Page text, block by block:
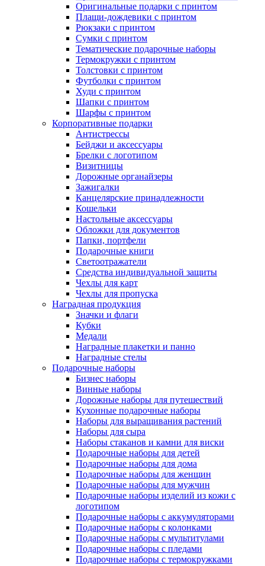
Оригинальные подарки с принтом
Плащи-дождевики с принтом
Рюкзаки с принтом
Сумки с принтом
Тематические подарочные наборы
Термокружки с принтом
Толстовки с принтом
Футболки с принтом
Худи с принтом
Шапки с принтом
Шарфы с принтом
Корпоративные подарки
Антистрессы
Бейджи и аксессуары
Брелки с логотипом
Визитницы
Дорожные органайзеры
Зажигалки
Канцелярские принадлежности
Кошельки
Настольные аксессуары
Обложки для документов
Папки, портфели
Подарочные книги
Светоотражатели
Средства индивидуальной защиты
Чехлы для карт
Чехлы для пропуска
Наградная продукция
Значки и флаги
Кубки
Медали
Наградные плакетки и панно
Наградные стелы
Подарочные наборы
Бизнес наборы
Винные наборы
Дорожные наборы для путешествий
Кухонные подарочные наборы
Наборы для выращивания растений
Наборы для сыра
Наборы стаканов и камни для виски
Подарочные наборы для детей
Подарочные наборы для дома
Подарочные наборы для женщин
Подарочные наборы для мужчин
Подарочные наборы изделий из кожи с
логотипом
Подарочные наборы с аккумуляторами
Подарочные наборы с колонками
Подарочные наборы с мультитулами
Подарочные наборы с пледами
Подарочные наборы с термокружками